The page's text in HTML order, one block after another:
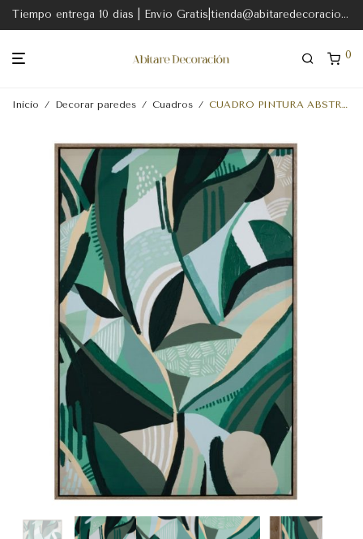
Tiempo entrega 10 dias | Envio Gratis|tienda@abitaredecoracion.com
0
Inicio / Decorar paredes / Cuadros / CUADRO PINTURA ABSTRACTO LIENZO 63 X 93 CM